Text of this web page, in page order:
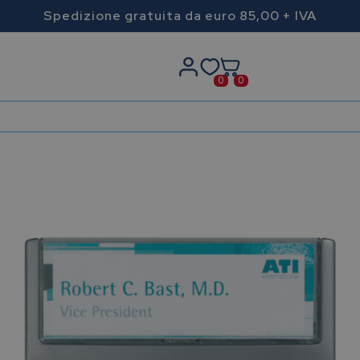
Spedizione gratuita da euro 85,00 + IVA
0 0